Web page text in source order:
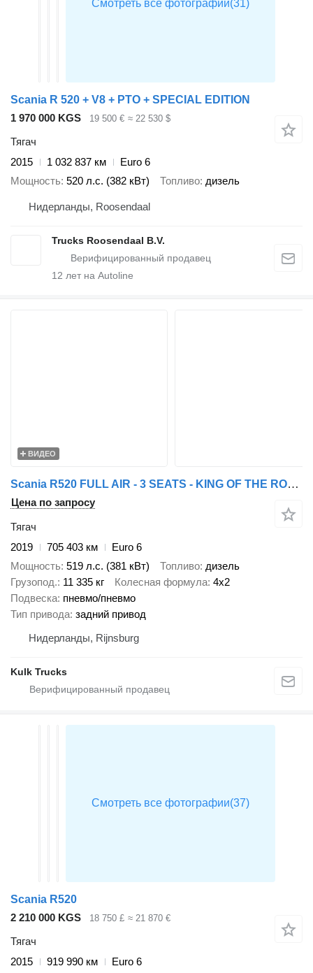
Scania R 520 + V8 + PTO + SPECIAL EDITION
1 970 000 KGS
19 500 € ≈ 22 530 $
Тягач
2015
1 032 837 км
Euro 6
Мощность 520 л.с. (382 кВт) Топливо дизель
Нидерланды, Roosendaal
Trucks Roosendaal B.V.
12 лет на Autoline
ВИДЕО
Scania R520 FULL AIR - 3 SEATS - KING OF THE ROAD - RETARDER
Цена по запросу
Тягач
2019
705 403 км
Euro 6
Мощность 519 л.с. (381 кВт) Топливо дизель
Грузопод. 11 335 кг Колесная формула 4x2
Подвеска пневмо/пневмо
Тип привода задний привод
Нидерланды, Rijnsburg
Kulk Trucks
Scania R520
2 210 000 KGS
18 750 £ ≈ 21 870 €
Тягач
2015
919 990 км
Euro 6